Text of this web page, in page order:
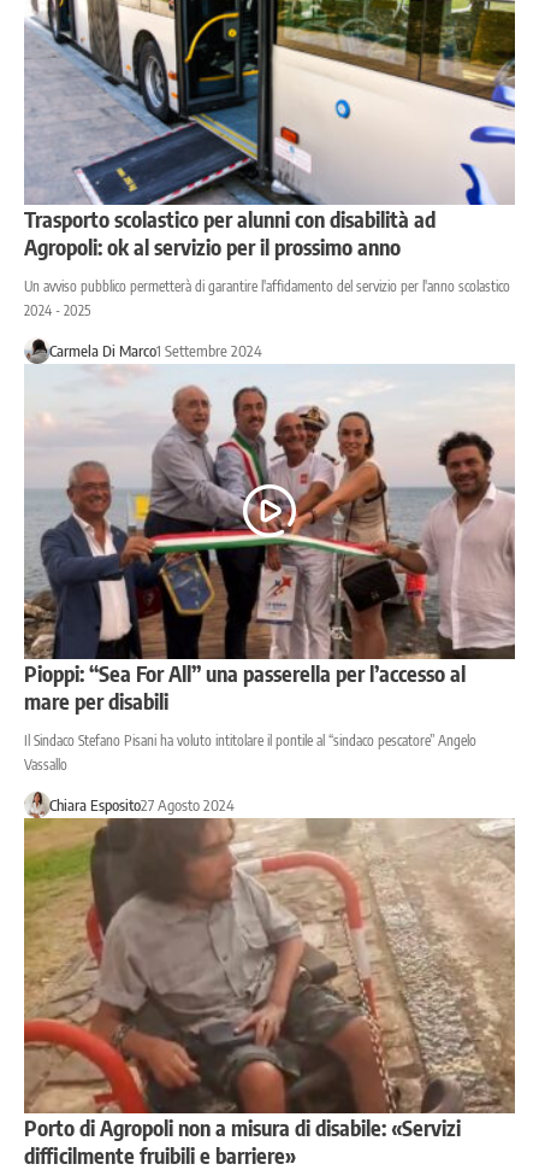
Trasporto scolastico per alunni con disabilità ad
Agropoli: ok al servizio per il prossimo anno
Un avviso pubblico permetterà di garantire l'affidamento del servizio per l'anno scolastico
2024 - 2025
Carmela Di Marco1 Settembre 2024
Pioppi: “Sea For All” una passerella per l’accesso al
mare per disabili
Il Sindaco Stefano Pisani ha voluto intitolare il pontile al “sindaco pescatore” Angelo
Vassallo
Chiara Esposito27 Agosto 2024
Porto di Agropoli non a misura di disabile: «Servizi
difficilmente fruibili e barriere»